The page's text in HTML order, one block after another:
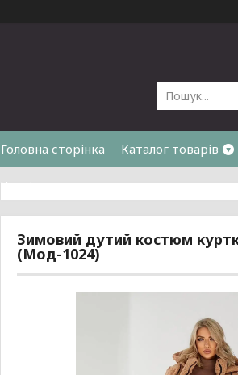
Головна сторінка Каталог товарів
Часті питання
Зимовий дутий костюм
(Мод-1024)